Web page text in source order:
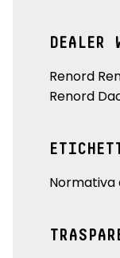
DEALER
Renord
Renord